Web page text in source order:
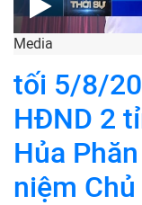
Media
tối 5/8/
HĐND 2
Hủa
niệm